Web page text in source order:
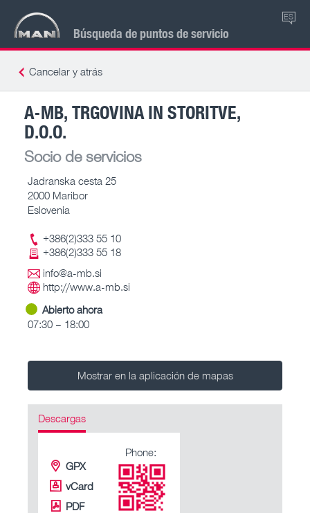
Búsqueda de puntos de servicio
ES
Cancelar y atrás
A-MB, TRGOVINA IN STORITVE,
D.O.O.
Socio de servicios
Jadranska cesta 25
2000 Maribor
Eslovenia
+386(2)333 55 10
+386(2)333 55 18
info@a-mb.si
http://www.a-mb.si
Abierto ahora
07:30 – 18:00
Mostrar en la aplicación de mapas
Descargas
GPX
vCard
PDF
Phone: